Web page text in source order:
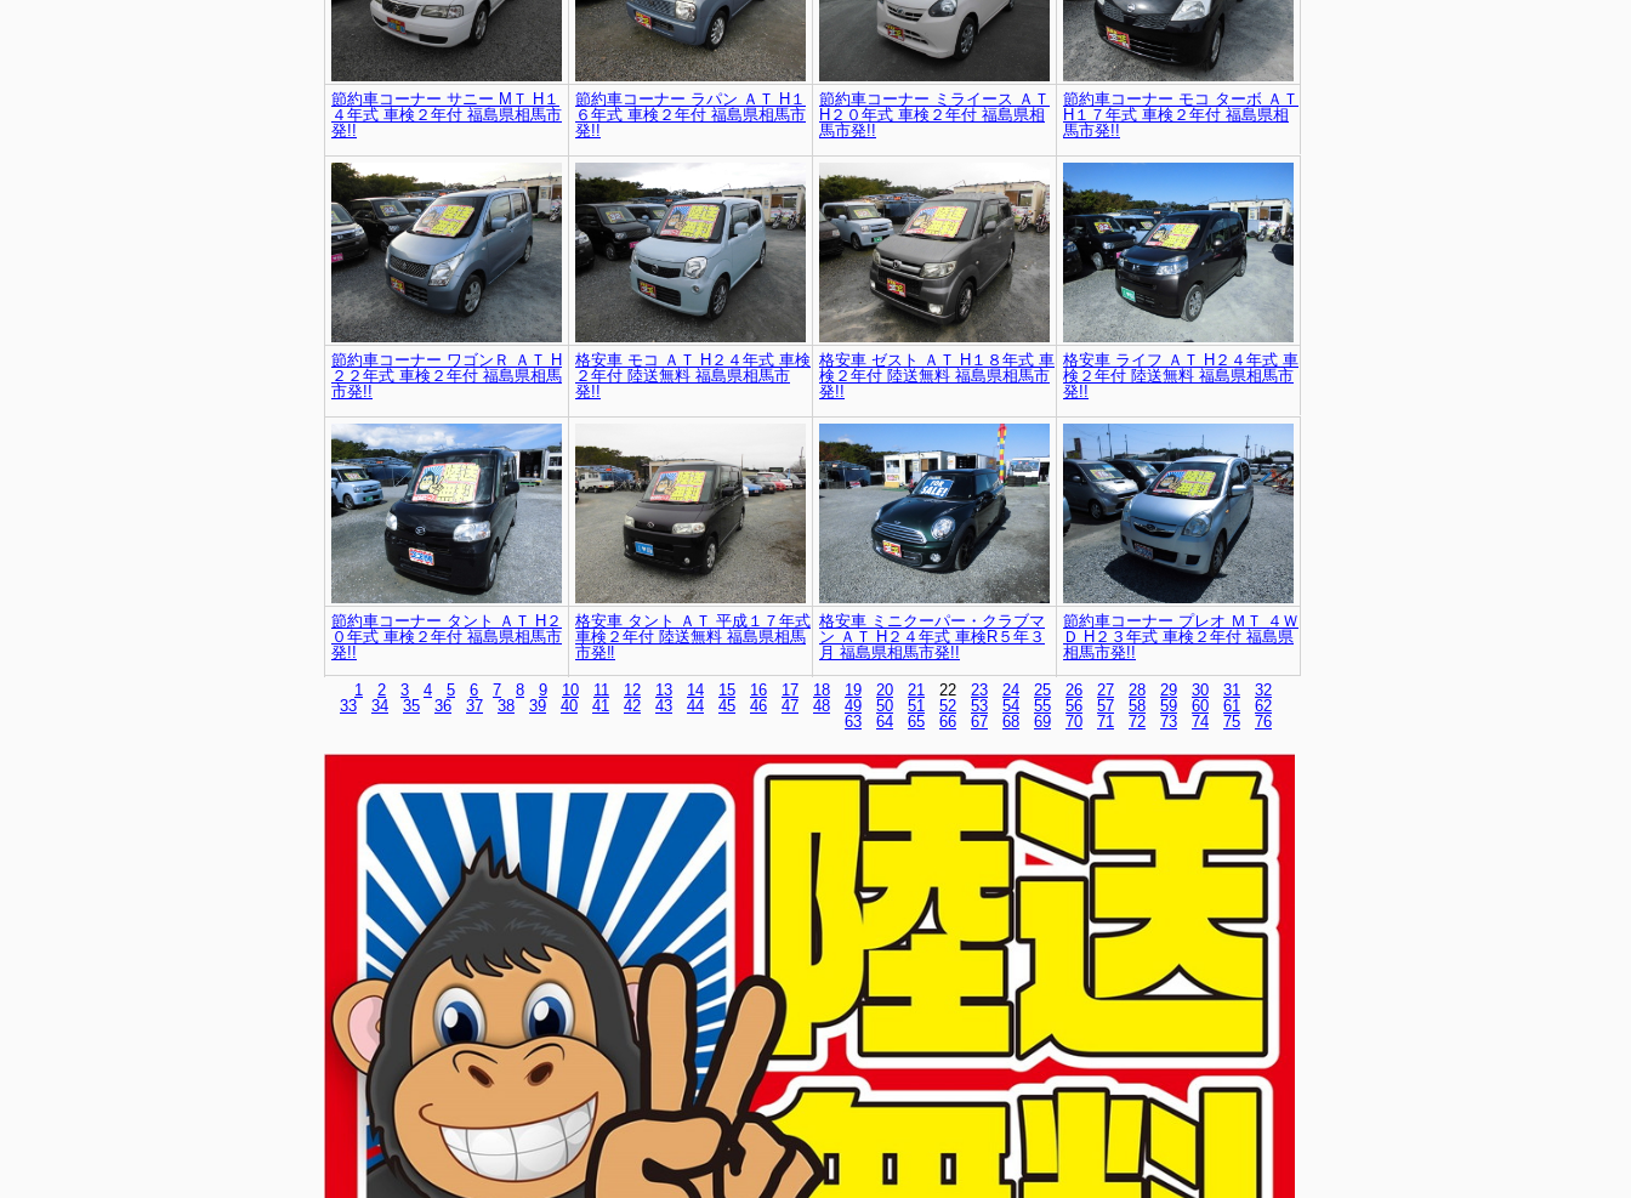
節約車コーナー サニー MＴ H１
４年式 車検２年付 福島県相馬市
発!!
節約車コーナー ラパン ＡＴ H１
６年式 車検２年付 福島県相馬市
発!!
節約車コーナー ミライース ＡＴ
H２０年式 車検２年付 福島県相
馬市発!!
節約車コーナー モコ ターボ ＡＴ
H１７年式 車検２年付 福島県相
馬市発!!
節約車コーナー ワゴンＲ ＡＴ H
２２年式 車検２年付 福島県相馬
市発!!
格安車 モコ ＡＴ H２４年式 車検
２年付 陸送無料 福島県相馬市
発!!
格安車 ゼスト ＡＴ H１８年式 車
検２年付 陸送無料 福島県相馬市
発!!
格安車 ライフ ＡＴ H２４年式 車
検２年付 陸送無料 福島県相馬市
発!!
節約車コーナー タント ＡＴ H２
０年式 車検２年付 福島県相馬市
発!!
格安車 タント ＡＴ 平成１７年式
車検２年付 陸送無料 福島県相馬
市発‼
格安車 ミニクーパー・クラブマ
ン ＡＴ H２４年式 車検R５年３
月 福島県相馬市発!!
節約車コーナー プレオ ＭＴ ４Ｗ
Ｄ H２３年式 車検２年付 福島県
相馬市発!!
1 2 3 4 5 6 7 8 9 10 11 12 13 14 15 16 17 18 19 20 21 22 23 24 25 26 27 28 29 30 31
32
33
34 35 36 37 38 39 40 41 42 43 44 45 46 47 48 49 50 51 52 53 54 55 56 57 58 59 60 61
62
63
64 65 66 67 68 69 70 71 72 73 74 75 76